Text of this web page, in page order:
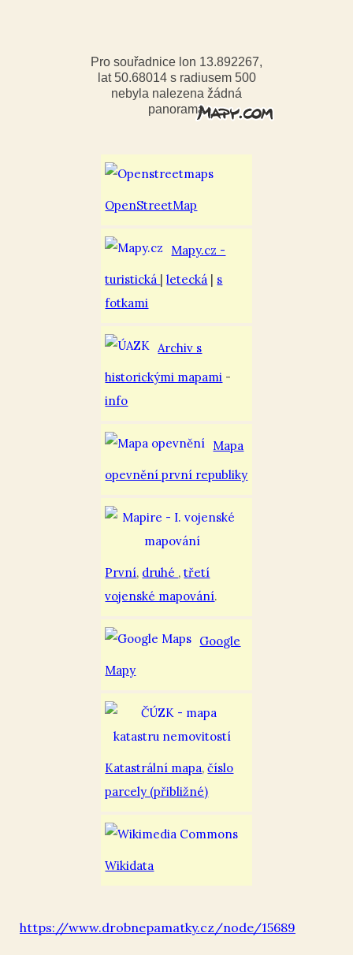
Pro souřadnice lon 13.892267,
lat 50.68014 s radiusem 500
nebyla nalezena žádná
panorama
OpenStreetMap
Mapy.cz -
turistická |letecká | s
fotkami
Archiv s
historickými mapami -
info
Mapa
opevnění první republiky
První, druhé ,třetí
vojenské mapování.
Google
Mapy
Katastrální mapa,číslo
parcely (přibližné)
Wikidata
https://www.drobnepamatky.cz/node/15689